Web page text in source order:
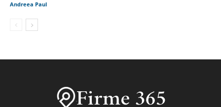
Andreea Paul